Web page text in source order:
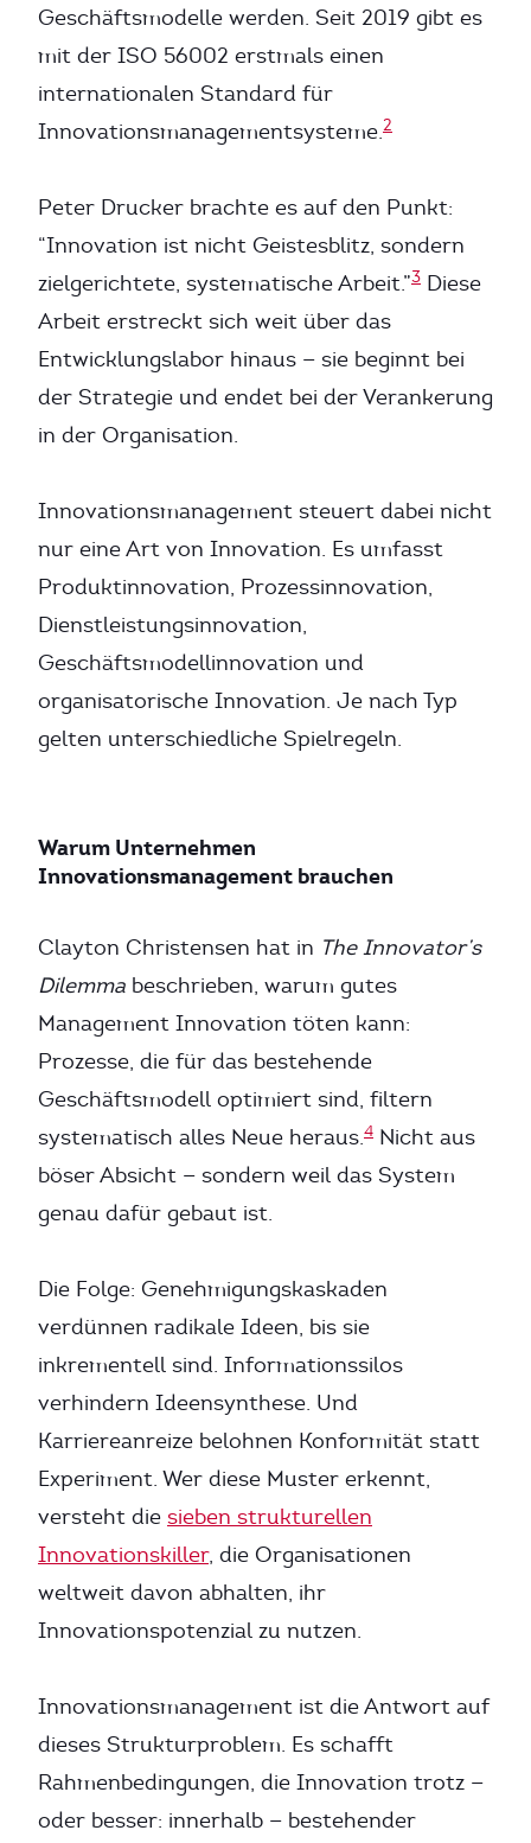
Geschäftsmodelle werden. Seit 2019 gibt es
mit der ISO 56002 erstmals einen
internationalen Standard für
Innovationsmanagementsysteme.2
Peter Drucker brachte es auf den Punkt:
“Innovation ist nicht Geistesblitz, sondern
zielgerichtete, systematische Arbeit.”3 Diese
Arbeit erstreckt sich weit über das
Entwicklungslabor hinaus — sie beginnt bei
der Strategie und endet bei der Verankerung
in der Organisation.
Innovationsmanagement steuert dabei nicht
nur eine Art von Innovation. Es umfasst
Produktinnovation, Prozessinnovation,
Dienstleistungsinnovation,
Geschäftsmodellinnovation und
organisatorische Innovation. Je nach Typ
gelten unterschiedliche Spielregeln.
Warum Unternehmen
Innovationsmanagement brauchen
Clayton Christensen hat in The Innovator’s
Dilemma beschrieben, warum gutes
Management Innovation töten kann:
Prozesse, die für das bestehende
Geschäftsmodell optimiert sind, filtern
systematisch alles Neue heraus.4 Nicht aus
böser Absicht — sondern weil das System
genau dafür gebaut ist.
Die Folge: Genehmigungskaskaden
verdünnen radikale Ideen, bis sie
inkrementell sind. Informationssilos
verhindern Ideensynthese. Und
Karriereanreize belohnen Konformität statt
Experiment. Wer diese Muster erkennt,
versteht die sieben strukturellen
Innovationskiller, die Organisationen
weltweit davon abhalten, ihr
Innovationspotenzial zu nutzen.
Innovationsmanagement ist die Antwort auf
dieses Strukturproblem. Es schafft
Rahmenbedingungen, die Innovation trotz —
oder besser: innerhalb — bestehender